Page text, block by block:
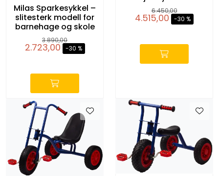
Milas Sparkesykkel –
slitesterk modell for
barnehage og skole
3.890,00
2.723,00 -30 %
barn til rollelek
6.450,00
4.515,00 -30 %